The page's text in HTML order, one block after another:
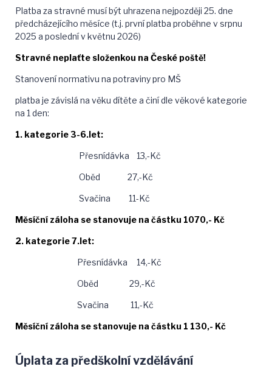
Platba za stravné musí být uhrazena nejpozději 25. dne
předcházejícího měsíce (t.j. první platba proběhne v srpnu
2025 a poslední v květnu 2026)
Stravné neplaťte složenkou na České poště!
Stanovení normativu na potraviny pro MŠ
platba je závislá na věku dítěte a činí dle věkové kategorie
na 1 den:
1. kategorie 3-6.let:
Přesnídávka 13,-Kč
Oběd 27,-Kč
Svačina 11-Kč
Měsíční záloha se stanovuje na částku 1070,- Kč
2. kategorie 7.let:
Přesnídávka 14,-Kč
Oběd 29,-Kč
Svačina 11,-Kč
Měsíční záloha se stanovuje na částku 1 130,- Kč
Úplata za předškolní vzdělávání